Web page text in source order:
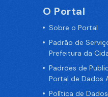
O Portal
Sobre o Portal
Padrão de
Prefeitura da
Padrões de
Portal de Dados
Política de